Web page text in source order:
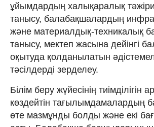
ұйымдардың халықаралық
танысу, балабақшалардың
және материалдық-техникалық
танысу, мектеп жасына дейінгі
оқытуда қолданылатын
тәсілдерді зерделеу.
Білім беру жүйесінің тиімділігін
көздейтін тағылымдамалардың
өте мазмұнды болды және екі